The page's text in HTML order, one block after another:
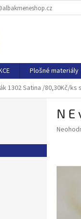
Plošné materiály
1302 Satina /80,30Kč/ks
N
0,0